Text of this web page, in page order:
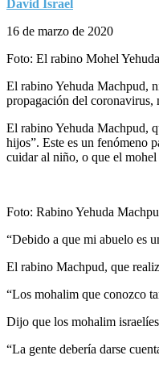
David Israel
16 de marzo de 2020
Foto: El rabino Mohel
El rabino Yehuda Machpud,
propagación del coronavirus,
El rabino Yehuda Machpud,
hijos”. Este es un fenómeno
cuidar al niño, o que el
Foto: Rabino Yehuda
“Debido a que mi abuelo es
El rabino Machpud, que
“Los mohalim que conozco
Dijo que los mohalim
“La gente debería darse